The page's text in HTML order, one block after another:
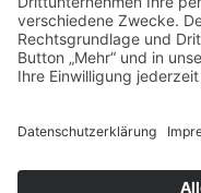
64572 Büttelborn
Telefon: 00496152187370
Telefax: 004961521873727
E-Mail: info@bsivertrieb.de